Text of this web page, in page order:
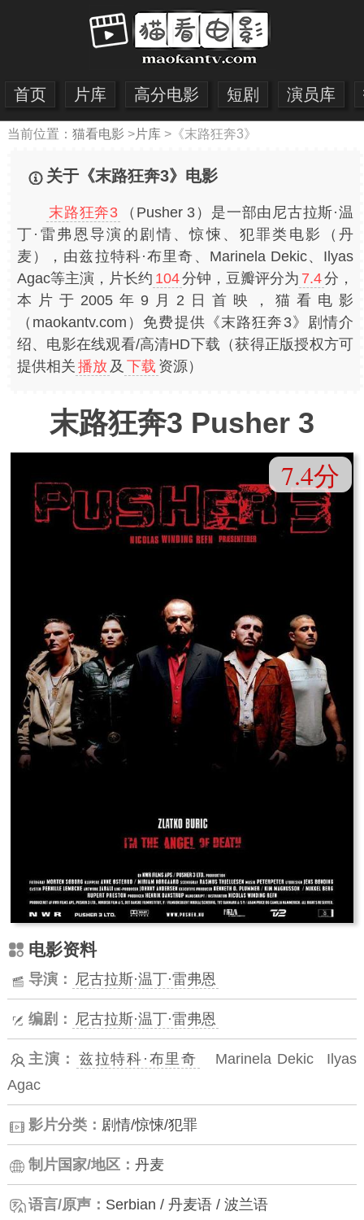
首页 片库 高分电影 短剧 演员库
当前位置： 猫看电影 >片库>《末路狂奔3》
关于《末路狂奔3》电影
末路狂奔3
（Pusher 3）是一部由尼古拉斯·温
丁·雷弗恩导演的剧情、惊悚、犯罪类电影（丹
麦），由兹拉特科·布里奇、Marinela Dekic、Ilyas
Agac等主演，片长约 104分钟，豆瓣评分为 7.4分，
本片于2005年9月2日首映，猫看电影
（maokantv.com）免费提供《末路狂奔3》剧情介
绍、电影在线观看/高清HD下载（获得正版授权方可
提供相关 播放 及 下载 资源）
末路狂奔3 Pusher 3
7.4分
电影资料
导演： 尼古拉斯·温丁·雷弗恩
编剧： 尼古拉斯·温丁·雷弗恩
主演： 兹拉特科·布里奇 Marinela Dekic
Ilyas
Agac
影片分类： 剧情/惊悚/犯罪
制片国家/地区： 丹麦
语言/原声： Serbian / 丹麦语 / 波兰语